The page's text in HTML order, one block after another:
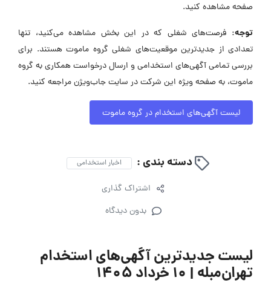
صفحه مشاهده کنید.
توجه: فرصت‌های شغلی که در این بخش مشاهده می‌کنید، تنها
تعدادی از جدیدترین موقعیت‌های شغلی گروه ماموت هستند. برای
بررسی تمامی آگهی‌های استخدامی و ارسال درخواست همکاری به گروه
ماموت، به صفحه ویژه این شرکت در سایت جاب‌ویژن مراجعه کنید.
لیست آگهی‌های استخدام در گروه ماموت
دسته بندی : اخبار استخدامی
اشتراک گذاری
بدون دیدگاه
لیست جدیدترین آگهی‌های استخدام
تهران‌مبله | ۱۰ خرداد ۱۴۰۵